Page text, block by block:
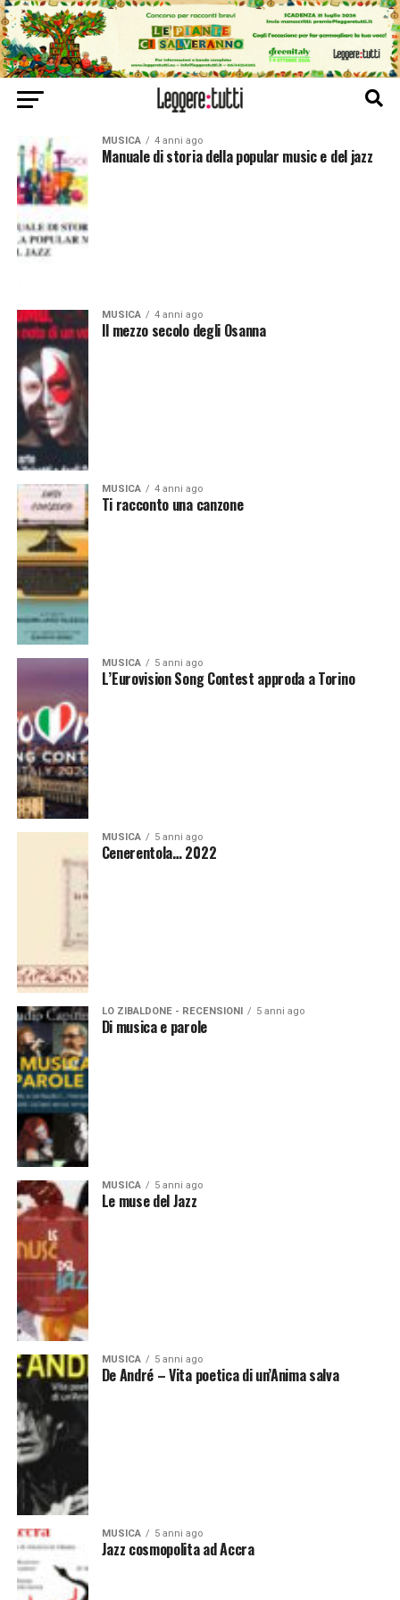
MUSICA 4 anni ago
Manuale di storia della popular music e del jazz
MUSICA 4 anni ago
Il mezzo secolo degli Osanna
MUSICA 4 anni ago
Ti racconto una canzone
MUSICA 5 anni ago
L’Eurovision Song Contest approda a Torino
MUSICA 5 anni ago
Cenerentola… 2022
LO ZIBALDONE - RECENSIONI 5 anni ago
Di musica e parole
MUSICA 5 anni ago
Le muse del Jazz
MUSICA 5 anni ago
De André – Vita poetica di un’Anima salva
MUSICA 5 anni ago
Jazz cosmopolita ad Accra